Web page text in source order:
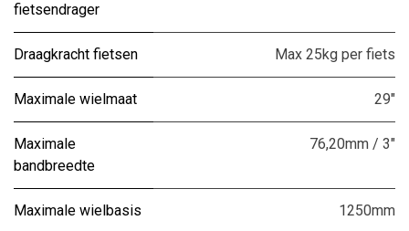
fietsendrager
Draagkracht fietsen Max 25kg per fiets
Maximale wielmaat 29"
Maximale
bandbreedte
76,20mm / 3"
Maximale wielbasis 1250mm